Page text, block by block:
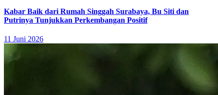
Kabar Baik dari Rumah Singgah Surabaya, Bu Siti dan
Putrinya Tunjukkan Perkembangan Positif
11 Juni 2026